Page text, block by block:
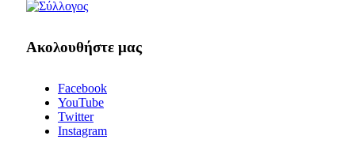
Ακολουθήστε μας
Facebook
YouTube
Twitter
Instagram